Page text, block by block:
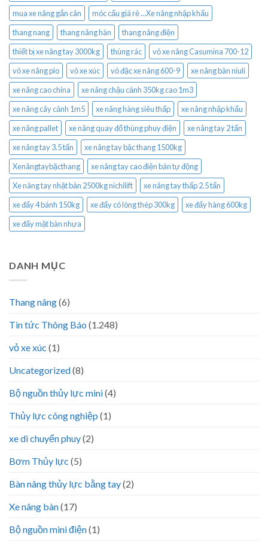
mua xe nâng gắn cân
móc cẩu giá rẻ ...Xe nâng nhập khẩu
thang nang
thang nâng hàn
thang nâng điện
thiết bị xe nâng tay 3000kg
thùng rác
vỏ xe nâng Casumina 700-12
vỏ xe nâng pio
vỏ xe xúc vỏ đặc xe nâng 600-9
xe nâng bàn niuli
xe nâng cao china
xe nâng chậu cảnh 350kg cao 1m3
xe nâng cây cảnh 1m5
xe nâng hàng siêu thấp
xe nâng nhập khẩu
xe nâng pallet
xe nâng quay đổ thùng phuy điện
xe nâng tay 2 tấn
xe nâng tay 3.5 tấn
xe nâng tay bậc thang 1500kg
Xenângtaybặcthang
xe nâng tay cao điện bán tự động
Xe nâng tay nhật bản 2500kg nichilift
xe nâng tay thấp 2.5 tấn
xe đẩy 4 bánh 150kg
xe đẩy có lòng thép 300kg
xe đẩy hàng 600kg
xe đẩy mặt bàn nhựa
DANH MỤC
Thang nâng(6)
Tin tức Thông Báo (1.248)
vỏ xe xúc (1)
Uncategorized(8)
Bộ nguồn thủy lực mini(4)
Thủy lực công nghiệp (1)
xe di chuyển phuy(2)
Bơm Thủy lực (5)
Bàn nâng thủy lực bằng tay(2)
Xe nâng bàn(17)
Bộ nguồn mini điện(1)